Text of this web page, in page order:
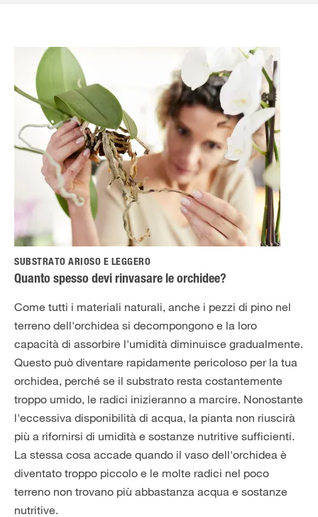
SUBSTRATO ARIOSO E LEGGERO
Quanto spesso devi rinvasare le orchidee?
Come tutti i materiali naturali, anche i pezzi di pino nel
terreno dell'orchidea si decompongono e la loro
capacità di assorbire l'umidità diminuisce gradualmente.
Questo può diventare rapidamente pericoloso per la tua
orchidea, perché se il substrato resta costantemente
troppo umido, le radici inizieranno a marcire. Nonostante
l'eccessiva disponibilità di acqua, la pianta non riuscirà
più a rifornirsi di umidità e sostanze nutritive sufficienti.
La stessa cosa accade quando il vaso dell'orchidea è
diventato troppo piccolo e le molte radici nel poco
terreno non trovano più abbastanza acqua e sostanze
nutritive.